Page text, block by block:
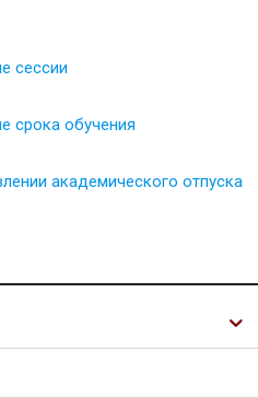
сессии
срока обучения
академического отпуска